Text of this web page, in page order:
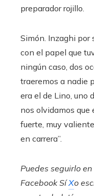
preparador rojillo.
Simón. Inzaghi por
con el papel que
ningún caso, dos
traeremos a nadie
era el de Lino, uno
nos olvidamos que
fuerte, muy
en carrera”.
Puedes seguirlo
FacebookSíXo